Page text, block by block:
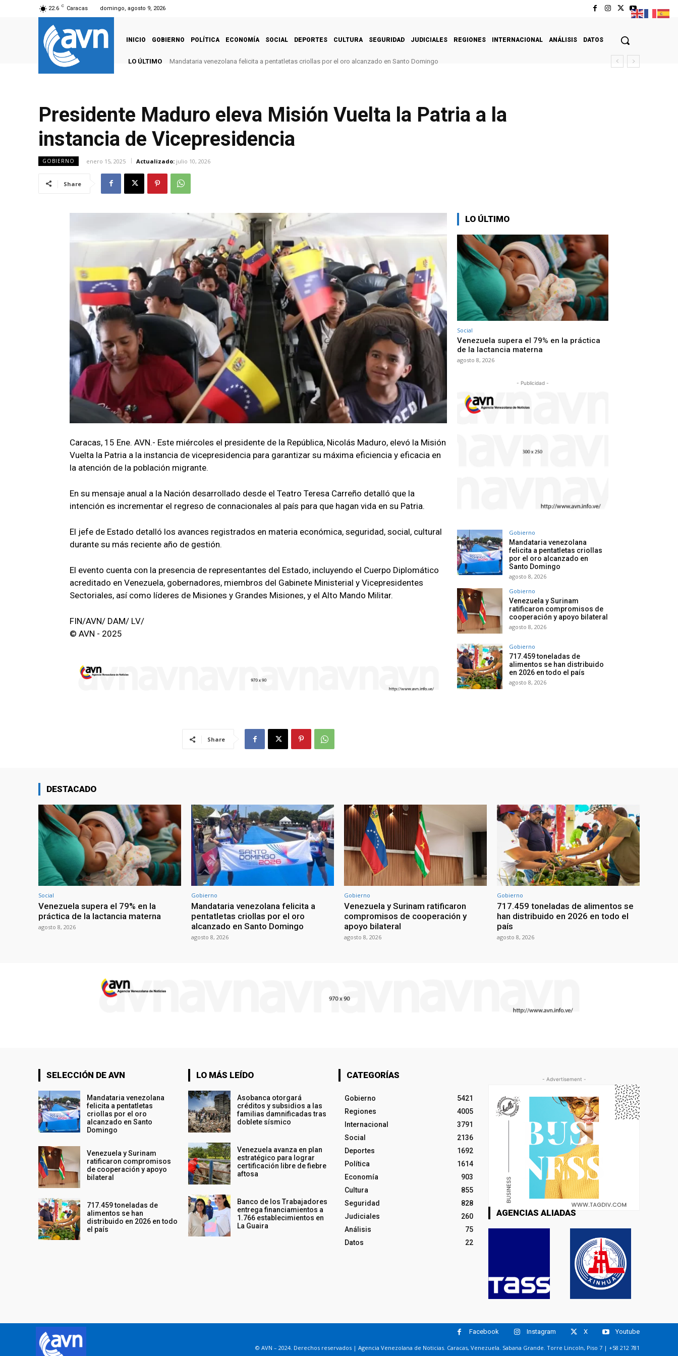
22.6 C Caracas domingo, agosto 9, 2026
INICIO GOBIERNO POLÍTICA ECONOMÍA SOCIAL DEPORTES CULTURA SEGURIDAD JUDICIALES REGIONES INTERNACIONAL ANÁLISIS DATOS
LO ÚLTIMO Mandataria venezolana felicita a pentatletas criollas por el oro alcanzado en Santo Domingo
Presidente Maduro eleva Misión Vuelta la Patria a la
instancia de Vicepresidencia
GOBIERNO enero 15, 2025 Actualizado: julio 10, 2026
Share
Caracas, 15 Ene. AVN.- Este miércoles el presidente de la República, Nicolás Maduro, elevó la Misión
Vuelta la Patria a la instancia de vicepresidencia para garantizar su máxima eficiencia y eficacia en
la atención de la población migrante.
En su mensaje anual a la Nación desarrollado desde el Teatro Teresa Carreño detalló que la
intención es incrementar el regreso de connacionales al país para que hagan vida en su Patria.
El jefe de Estado detalló los avances registrados en materia económica, seguridad, social, cultural
durante su más reciente año de gestión.
El evento cuenta con la presencia de representantes del Estado, incluyendo el Cuerpo Diplomático
acreditado en Venezuela, gobernadores, miembros del Gabinete Ministerial y Vicepresidentes
Sectoriales, así como líderes de Misiones y Grandes Misiones, y el Alto Mando Militar.
FIN/AVN/ DAM/ LV/
© AVN - 2025
Share
LO ÚLTIMO
Social
Venezuela supera el 79% en la práctica
de la lactancia materna
agosto 8, 2026
- Publicidad -
Gobierno
Mandataria venezolana
felicita a pentatletas criollas
por el oro alcanzado en
Santo Domingo
agosto 8, 2026
Gobierno
Venezuela y Surinam
ratificaron compromisos de
cooperación y apoyo bilateral
agosto 8, 2026
Gobierno
717.459 toneladas de
alimentos se han distribuido
en 2026 en todo el país
agosto 8, 2026
DESTACADO
Social
Venezuela supera el 79% en la
práctica de la lactancia materna
agosto 8, 2026
Gobierno
Mandataria venezolana felicita a
pentatletas criollas por el oro
alcanzado en Santo Domingo
agosto 8, 2026
Gobierno
Venezuela y Surinam ratificaron
compromisos de cooperación y
apoyo bilateral
agosto 8, 2026
Gobierno
717.459 toneladas de alimentos se
han distribuido en 2026 en todo el
país
agosto 8, 2026
SELECCIÓN DE AVN
Mandataria venezolana
felicita a pentatletas
criollas por el oro
alcanzado en Santo
Domingo
Venezuela y Surinam
ratificaron compromisos
de cooperación y apoyo
bilateral
717.459 toneladas de
alimentos se han
distribuido en 2026 en todo
el país
LO MÁS LEÍDO
Asobanca otorgará
créditos y subsidios a las
familias damnificadas tras
doblete sísmico
Venezuela avanza en plan
estratégico para lograr
certificación libre de fiebre
aftosa
Banco de los Trabajadores
entrega financiamientos a
1.766 establecimientos en
La Guaira
CATEGORÍAS
Gobierno
5421
Regiones
4005
Internacional
3791
Social
2136
Deportes
1692
Política
1614
Economía
903
Cultura
855
Seguridad
828
Judiciales
260
Análisis
75
Datos
22
- Advertisement -
AGENCIAS ALIADAS
Facebook Instagram X Youtube
© AVN – 2024. Derechos reservados | Agencia Venezolana de Noticias. Caracas, Venezuela. Sabana Grande. Torre Lincoln, Piso 7 | +58 212 781